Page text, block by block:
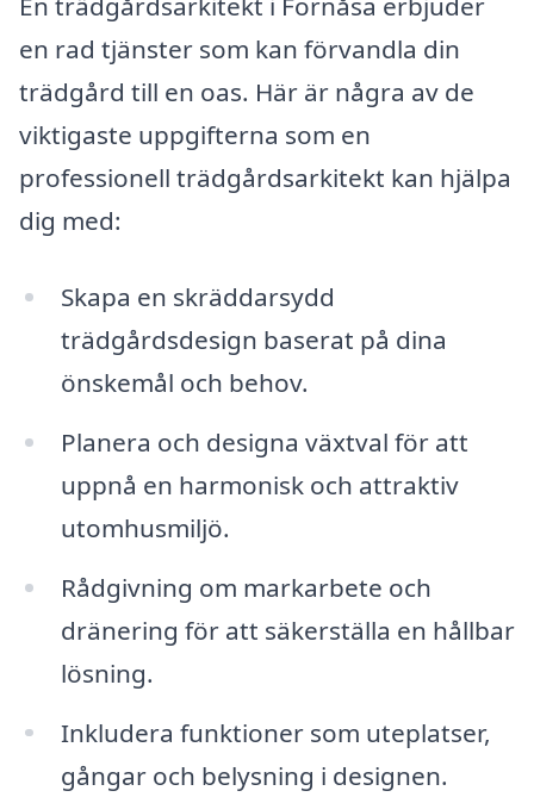
en rad tjänster som kan förvandla din
trädgård till en oas. Här är några av de
viktigaste uppgifterna som en
professionell trädgårdsarkitekt kan hjälpa
dig med:
Skapa en skräddarsydd
trädgårdsdesign baserat på dina
önskemål och behov.
Planera och designa växtval för att
uppnå en harmonisk och attraktiv
utomhusmiljö.
Rådgivning om markarbete och
dränering för att säkerställa en hållbar
lösning.
Inkludera funktioner som uteplatser,
gångar och belysning i designen.